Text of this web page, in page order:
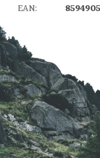
EAN:
á
p
a
t
í